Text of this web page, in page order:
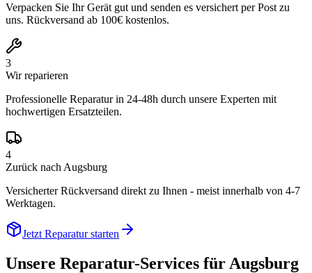
Verpacken Sie Ihr Gerät gut und senden es versichert per Post zu
uns. Rückversand ab 100€ kostenlos.
3
Wir reparieren
Professionelle Reparatur in 24-48h durch unsere Experten mit
hochwertigen Ersatzteilen.
4
Zurück nach Augsburg
Versicherter Rückversand direkt zu Ihnen - meist innerhalb von 4-7
Werktagen.
Jetzt Reparatur starten
Unsere Reparatur-Services für Augsburg